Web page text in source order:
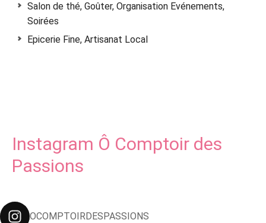
Salon de thé, Goûter, Organisation Evénements,
Soirées
Epicerie Fine, Artisanat Local
Instagram Ô Comptoir des
Passions
OCOMPTOIRDESPASSIONS